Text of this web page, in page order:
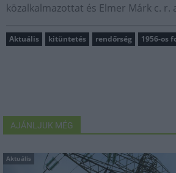
közalkalmazottat és Elmer Márk c. r.
Aktuális kitüntetés rendőrség 1956-os
AJÁNLJUK MÉG
Aktuális